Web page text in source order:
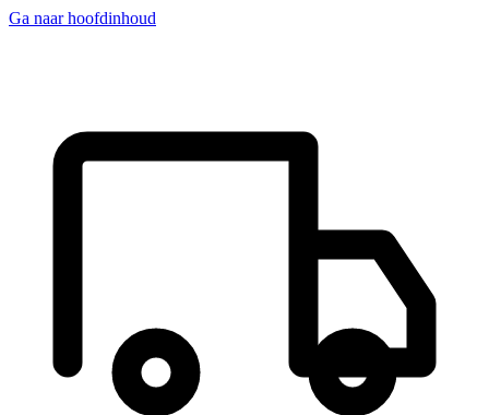
Ga naar hoofdinhoud